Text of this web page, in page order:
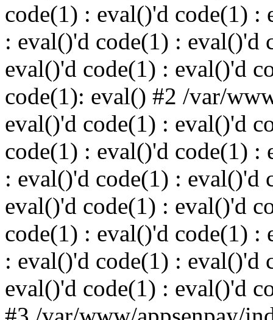
code(1) : eval()'d code(1) :
: eval()'d code(1) : eval()'d
eval()'d code(1) : eval()'d
code(1): eval() #2 /var/
eval()'d code(1) : eval()'d
code(1) : eval()'d code(1) :
: eval()'d code(1) : eval()'d
eval()'d code(1) : eval()'d
code(1) : eval()'d code(1) :
: eval()'d code(1) : eval()'d
eval()'d code(1) : eval()'d